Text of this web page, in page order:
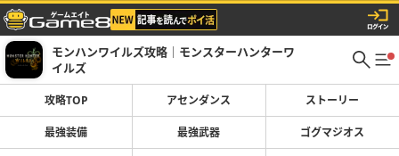
モンハンワイルズ攻略｜モンスターハンターワ
イルズ
攻略TOP アセンダンス ストーリー
最強装備 最強武器 ゴグマジオス